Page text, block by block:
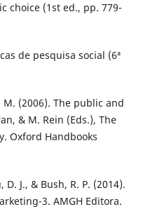
choice (1st ed., pp. 779-
de pesquisa social (6ª
M. (2006). The public and
& M. Rein (Eds.), The
Oxford Handbooks
D. J., & Bush, R. P. (2014).
3. AMGH Editora.